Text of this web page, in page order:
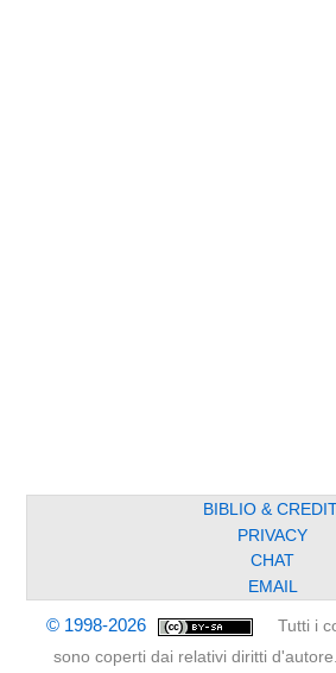
BIBLIO &
PRIVACY
CHAT
EMAIL
© 1998-2026
Tutti i
sono coperti dai relativi diritti